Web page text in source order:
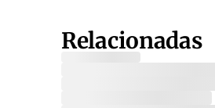
Relacionadas